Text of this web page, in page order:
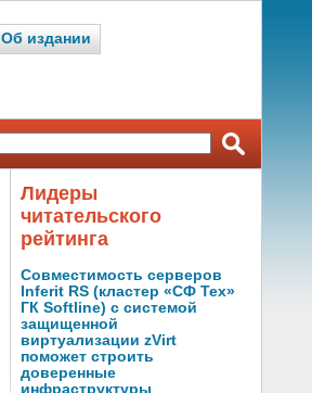
Об издании
Лидеры
читательского
рейтинга
Совместимость серверов
Inferit RS (кластер «СФ Тех»
ГК Softline) с системой
защищенной
виртуализации zVirt
поможет строить
доверенные
инфраструктуры